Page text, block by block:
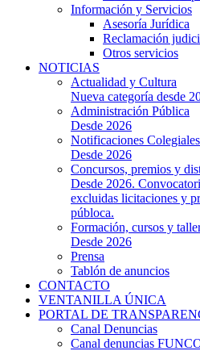
Información y Servicios
Asesoría Jurídica
Reclamación
Otros servicios
NOTICIAS
Actualidad y Cultura
Nueva categoría desde
Administración Pública
Desde 2026
Notificaciones Colegiales
Desde 2026
Concursos, premios y
Desde 2026.
excluidas licitaciones y
públoca.
Formación, cursos y
Desde 2026
Prensa
Tablón de anuncios
CONTACTO
VENTANILLA ÚNICA
PORTAL DE
Canal Denuncias
Canal denuncias